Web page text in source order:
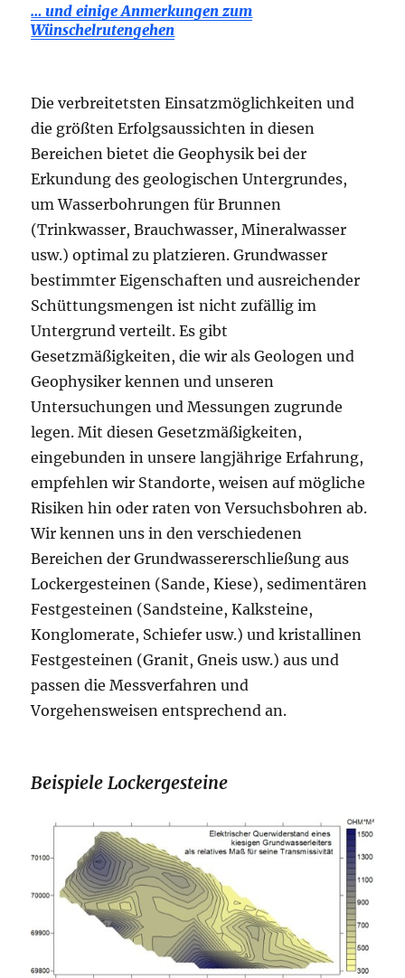
… und einige Anmerkungen zum
Wünschelrutengehen
Die verbreitetsten Einsatzmöglichkeiten und
die größten Erfolgsaussichten in diesen
Bereichen bietet die Geophysik bei der
Erkundung des geologischen Untergrundes,
um Wasserbohrungen für Brunnen
(Trinkwasser, Brauchwasser, Mineralwasser
usw.) optimal zu platzieren. Grundwasser
bestimmter Eigenschaften und ausreichender
Schüttungsmengen ist nicht zufällig im
Untergrund verteilt. Es gibt
Gesetzmäßigkeiten, die wir als Geologen und
Geophysiker kennen und unseren
Untersuchungen und Messungen zugrunde
legen. Mit diesen Gesetzmäßigkeiten,
eingebunden in unsere langjährige Erfahrung,
empfehlen wir Standorte, weisen auf mögliche
Risiken hin oder raten von Versuchsbohren ab.
Wir kennen uns in den verschiedenen
Bereichen der Grundwassererschließung aus
Lockergesteinen (Sande, Kiese), sedimentären
Festgesteinen (Sandsteine, Kalksteine,
Konglomerate, Schiefer usw.) und kristallinen
Festgesteinen (Granit, Gneis usw.) aus und
passen die Messverfahren und
Vorgehensweisen entsprechend an.
Beispiele Lockergesteine